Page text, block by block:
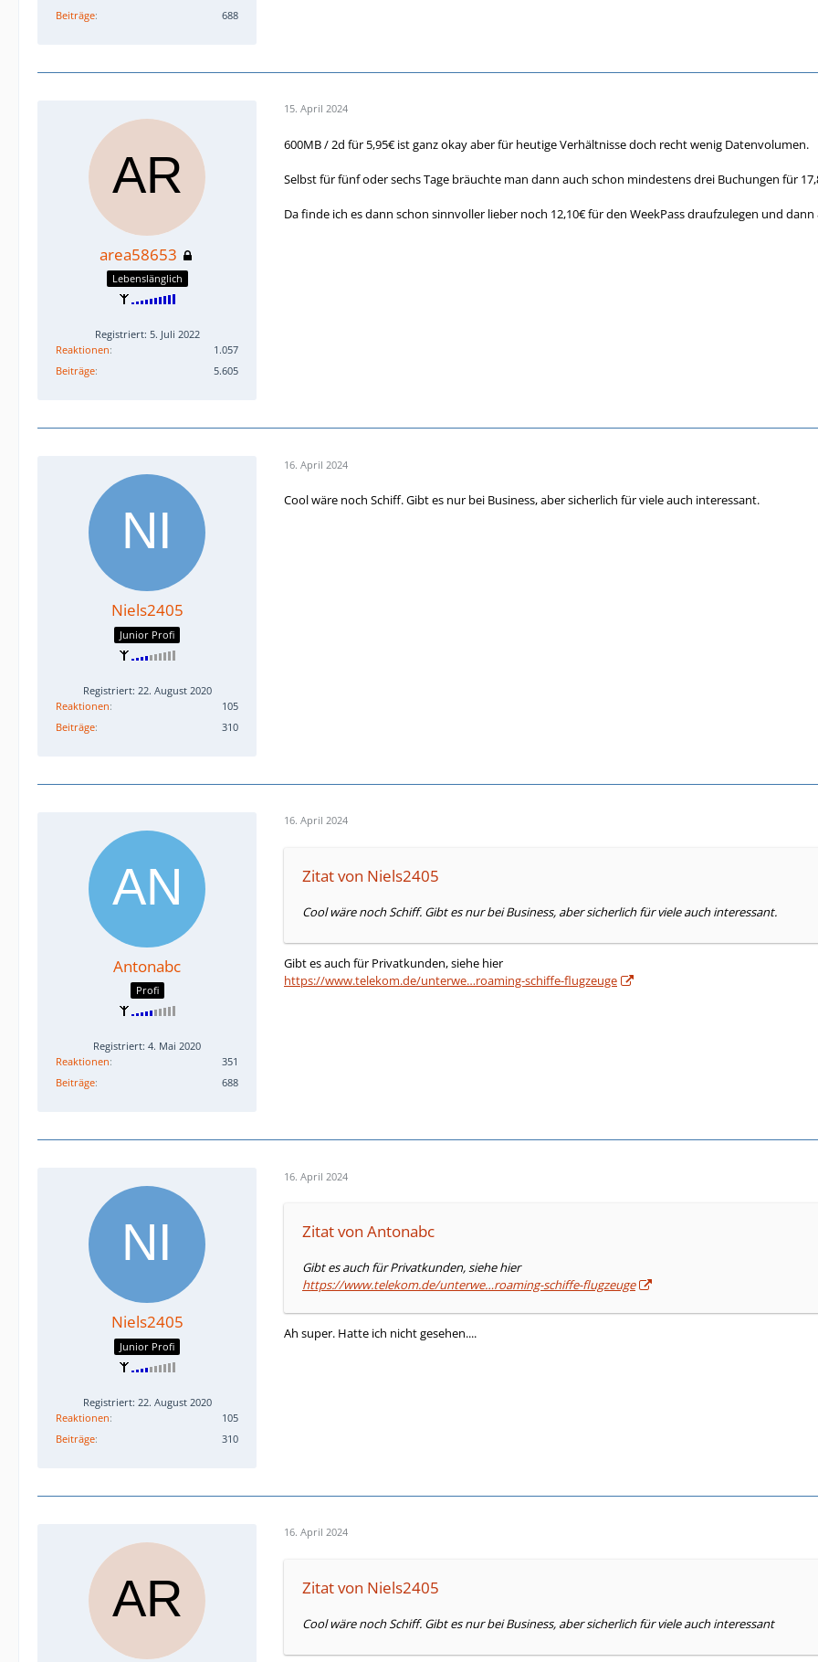
Beiträge
688
area58653
Lebenslänglich
Registriert: 5. Juli 2022
Reaktionen
1.057
Beiträge
5.605
15. April 2024
600MB / 2d für 5,95€ ist ganz okay aber für heutige Verhältnisse doch recht wenig Datenvolumen.
Selbst für fünf oder sechs Tage bräuchte man dann auch schon mindestens drei Buchungen für
Da finde ich es dann schon sinnvoller lieber noch 12,10€ für den WeekPass draufzulegen und dann
Niels2405
Junior Profi
Registriert: 22. August 2020
Reaktionen
105
Beiträge
310
16. April 2024
Cool wäre noch Schiff. Gibt es nur bei Business, aber sicherlich für viele auch interessant.
Antonabc
Profi
Registriert: 4. Mai 2020
Reaktionen
351
Beiträge
688
16. April 2024
Zitat von Niels2405
Cool wäre noch Schiff. Gibt es nur bei Business, aber sicherlich für viele auch interessant.
Gibt es auch für Privatkunden, siehe hier
https://www.telekom.de/unterwe…roaming-schiffe-flugzeuge
Niels2405
Junior Profi
Registriert: 22. August 2020
Reaktionen
105
Beiträge
310
16. April 2024
Zitat von Antonabc
Gibt es auch für Privatkunden, siehe hier
https://www.telekom.de/unterwe…roaming-schiffe-flugzeuge
Ah super. Hatte ich nicht gesehen....
16. April 2024
Zitat von Niels2405
Cool wäre noch Schiff. Gibt es nur bei Business, aber sicherlich für viele auch interessant